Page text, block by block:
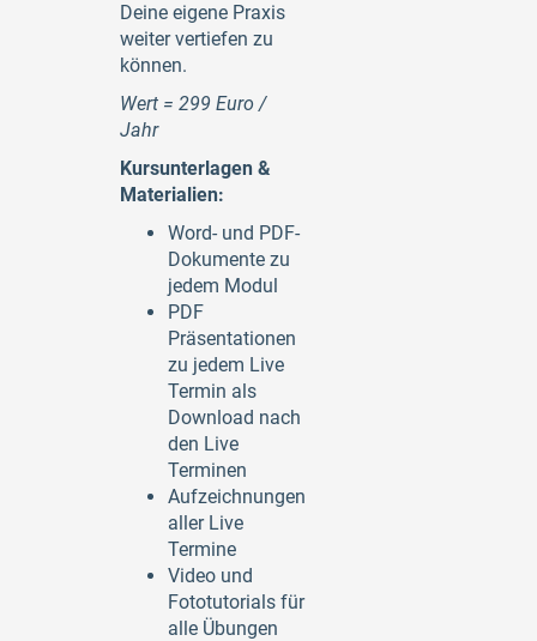
Deine eigene Praxis
weiter vertiefen zu
können.
Wert = 299 Euro /
Jahr
Kursunterlagen &
Materialien:
Word- und PDF-
Dokumente zu
jedem Modul
PDF
Präsentationen
zu jedem Live
Termin als
Download nach
den Live
Terminen
Aufzeichnungen
aller Live
Termine
Video und
Fototutorials für
alle Übungen